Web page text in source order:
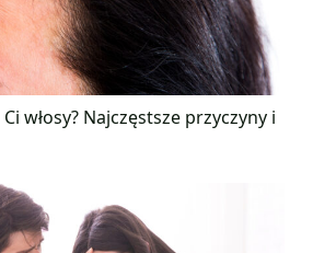
włosy? Najczęstsze przyczyny i